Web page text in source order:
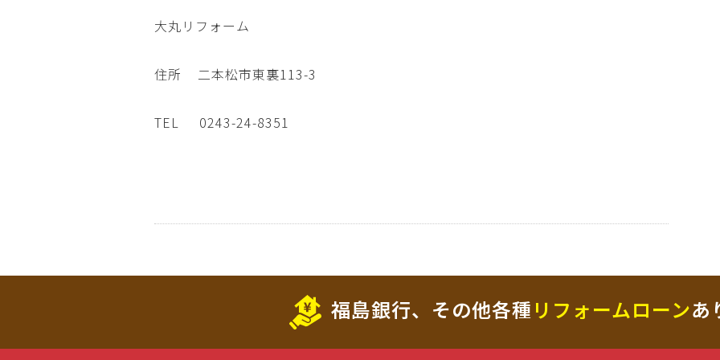
大丸リフォーム
住所 二本松市東裏113-3
TEL 0243-24-8351
福島銀行、その他各種 リフォームローンあ